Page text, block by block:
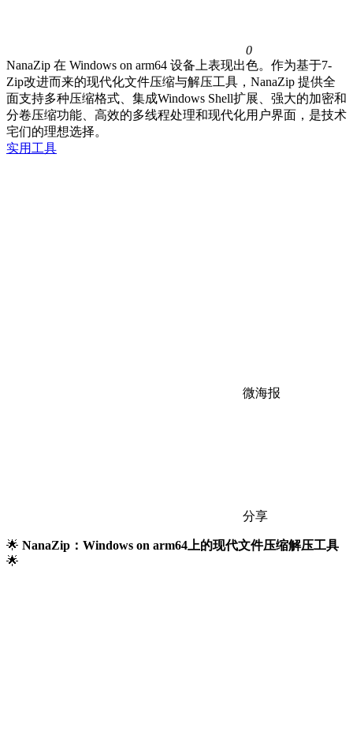
0
NanaZip 在 Windows on arm64 设备上表现出色。作为基于7-
Zip改进而来的现代化文件压缩与解压工具，NanaZip 提供全
面支持多种压缩格式、集成Windows Shell扩展、强大的加密和
分卷压缩功能、高效的多线程处理和现代化用户界面，是技术
宅们的理想选择。
实用工具
微海报
分享
🌟 NanaZip：Windows on arm64上的现代文件压缩解压工具
🌟